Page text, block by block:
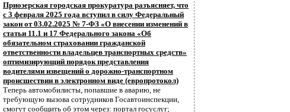
Приозерская городская прокуратура разъясняет, что
с 3 февраля 2025 года вступил в силу Федеральный
закон от 03.02.2025 № 7-ФЗ «О внесении изменений в
статьи 11.1 и 17 Федерального закона «Об
обязательном страховании гражданской
ответственности владельцев транспортных средств»
оптимизирующий порядок представления
водителями извещений о дорожно-транспортном
происшествии в электронном виде (европротокол)
Теперь автомобилисты, попавшие в аварию, не
требующую вызова сотрудников Госавтоинспекции,
смогут сообщить об этом через: портал госуслуг;